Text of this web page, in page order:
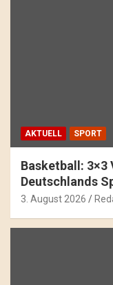
AKTUELL SPORT
Basketball:
Deutschlands
3. August 2026